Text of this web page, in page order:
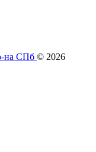
на СПб © 2026